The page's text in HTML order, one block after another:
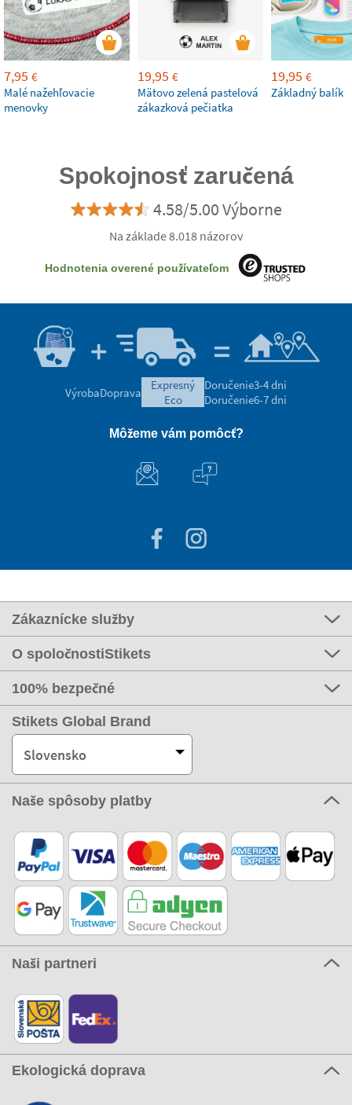
7,95 €
Malé nažehľovacie
menovky
19,95 €
Mätovo zelená pastelová
zákazková pečiatka
19,95 €
Základný balík
Spokojnosť zaručená
4.58/5.00 Výborne
Na základe 8.018 názorov
Hodnotenia overené používateľom
VýrobaDoprava
expresný
eco
Doručenie3-4 dni
Doručenie6-7 dni
Môžeme vám pomôcť?
Zákaznícke služby
O spoločnostiStikets
100% bezpečné
Stikets Global Brand
Slovensko
Naše spôsoby platby
Naši partneri
Ekologická doprava